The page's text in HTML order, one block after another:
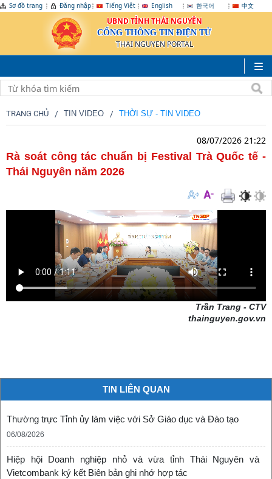
Sơ đồ trang Đăng nhập Tiếng Việt English 한국어 中文
UBND TỈNH THÁI NGUYÊN
CỔNG THÔNG TIN ĐIỆN TỬ
THAI NGUYEN PORTAL
TRANG CHỦ TIN VIDEO THỜI SỰ - TIN VIDEO
08/07/2026 21:22
Rà soát công tác chuẩn bị Festival Trà Quốc tế -
Thái Nguyên năm 2026
Trần Trang - CTV
thainguyen.gov.vn
TIN LIÊN QUAN
Thường trực Tỉnh ủy làm việc với Sở Giáo dục và Đào tạo
06/08/2026
Hiệp hội Doanh nghiệp nhỏ và vừa tỉnh Thái Nguyên và
Vietcombank ký kết Biên bản ghi nhớ hợp tác